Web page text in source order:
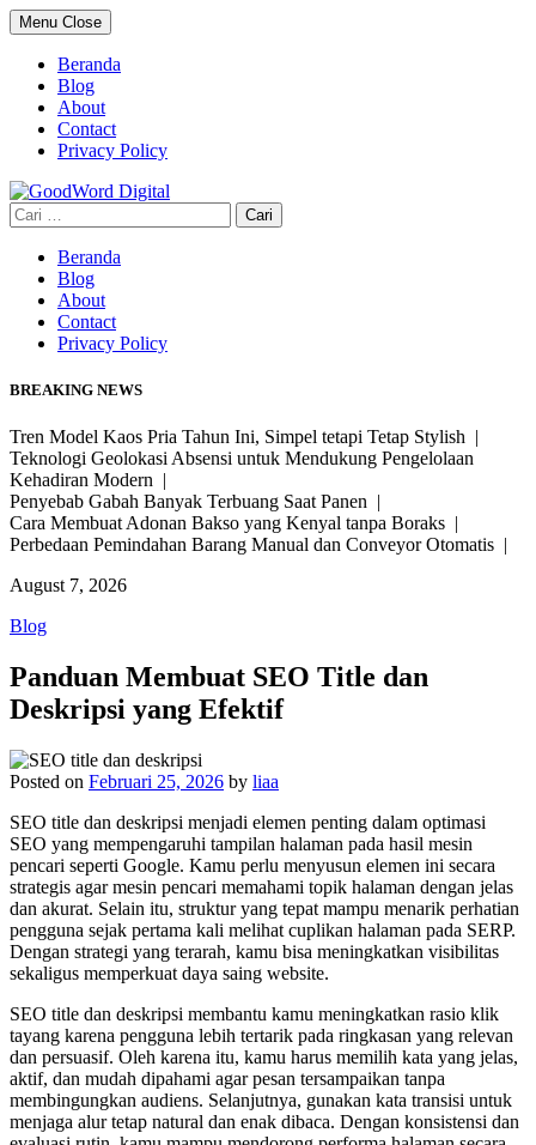
Skip
to
content
Menu Close
Beranda
Blog
About
Contact
Privacy Policy
Cari
untuk:
Beranda
Blog
About
Contact
Privacy Policy
BREAKING NEWS
Tren Model Kaos Pria Tahun Ini, Simpel tetapi Tetap Stylish |
Teknologi Geolokasi Absensi untuk Mendukung Pengelolaan
Kehadiran Modern |
Penyebab Gabah Banyak Terbuang Saat Panen |
Cara Membuat Adonan Bakso yang Kenyal tanpa Boraks |
Perbedaan Pemindahan Barang Manual dan Conveyor Otomatis |
August 7, 2026
Blog
Panduan Membuat SEO Title dan
Deskripsi yang Efektif
Posted on Februari 25, 2026 by liaa
SEO title dan deskripsi menjadi elemen penting dalam optimasi
SEO yang mempengaruhi tampilan halaman pada hasil mesin
pencari seperti Google. Kamu perlu menyusun elemen ini secara
strategis agar mesin pencari memahami topik halaman dengan jelas
dan akurat. Selain itu, struktur yang tepat mampu menarik perhatian
pengguna sejak pertama kali melihat cuplikan halaman pada SERP.
Dengan strategi yang terarah, kamu bisa meningkatkan visibilitas
sekaligus memperkuat daya saing website.
SEO title dan deskripsi membantu kamu meningkatkan rasio klik
tayang karena pengguna lebih tertarik pada ringkasan yang relevan
dan persuasif. Oleh karena itu, kamu harus memilih kata yang jelas,
aktif, dan mudah dipahami agar pesan tersampaikan tanpa
membingungkan audiens. Selanjutnya, gunakan kata transisi untuk
menjaga alur tetap natural dan enak dibaca. Dengan konsistensi dan